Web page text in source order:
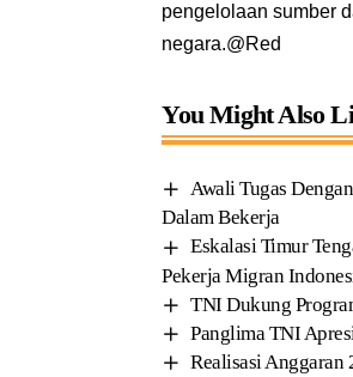
pengelolaan sumber
negara.@Red
You Might Also
Awali Tugas
Dalam Bekerja
Eskalasi Timur
Pekerja Migran
TNI Dukung
Panglima TNI
Realisasi Anggaran